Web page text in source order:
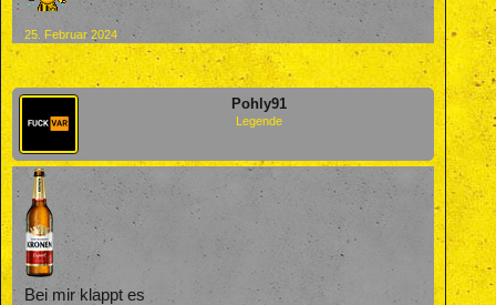
25. Februar 2024
Pohly91
Legende
Bei mir klappt es